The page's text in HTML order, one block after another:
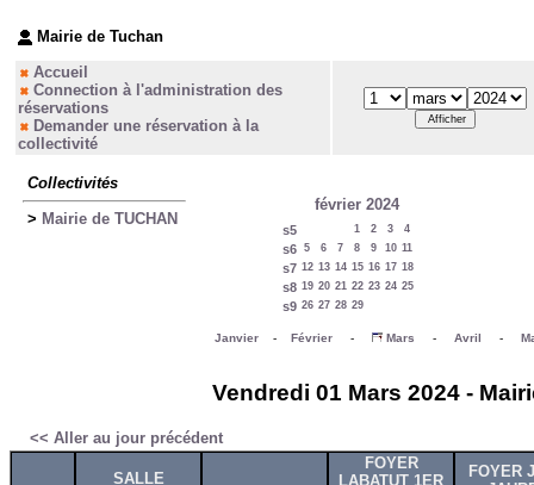
Mairie de Tuchan
Accueil
Connection à l'administration des
réservations
Demander une réservation à la
collectivité
Collectivités
> Mairie de TUCHAN
février 2024
s5 1 2 3 4
s6 5 6 7 8 9 10 11
s7 12 13 14 15 16 17 18
s8 19 20 21 22 23 24 25
s9 26 27 28 29
Janvier- Février- Mars - Avril -
Vendredi 01 Mars 2024 -
<< Aller au jour précédent
SALLE
FOYER
LABATUT 1ER
FOYER